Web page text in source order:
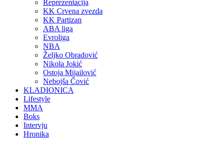
Reprezentacija
KK Crvena zvezda
KK Partizan
ABA liga
Evroliga
NBA
Željko Obradović
Nikola Jokić
Ostoja Mijailović
Nebojša Čović
KLADIONICA
Lifestyle
MMA
Boks
Intervju
Hronika